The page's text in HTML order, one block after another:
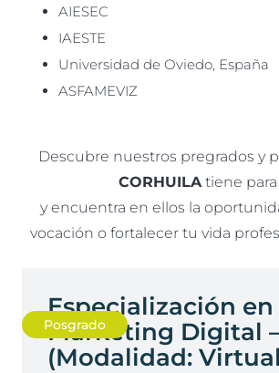
AIESEC
IAESTE
Universidad de Oviedo, España
ASFAMEVIZ
Descubre nuestros pregrados y
CORHUILAtiene
y encuentra en ellos la
vocación o fortalecer tu vida
Especialización en
Marketing Digital
(Modalidad:
Posgrado